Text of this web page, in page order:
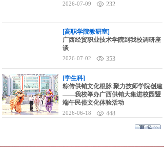
2026-07-09 232
[高职学院教研室]
广西经贸职业技术学院到我校调研座
谈
2026-07-02 353
[学生科]
粽传供销文化根脉 聚力技师学院创建
——我校举办广西供销大集进校园暨
端午民俗文化体验活动
2026-06-18 448